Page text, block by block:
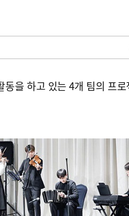
동을 하고 있는 4개 팀의 프